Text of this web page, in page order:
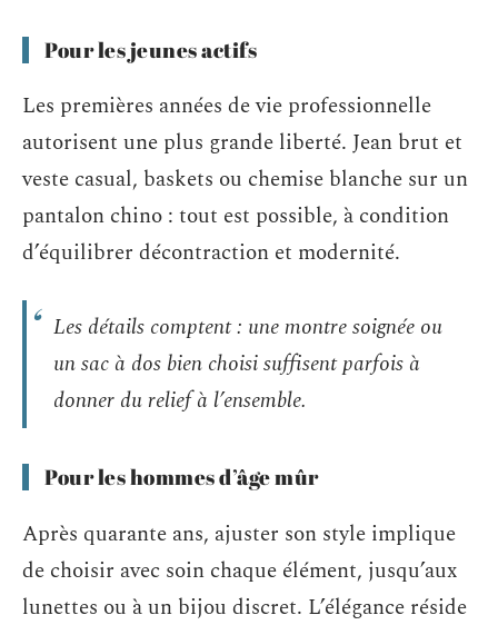
Pour les jeunes actifs
Les premières années de vie professionnelle
autorisent une plus grande liberté. Jean brut et
veste casual, baskets ou chemise blanche sur un
pantalon chino : tout est possible, à condition
d’équilibrer décontraction et modernité.
Les détails comptent : une montre soignée ou
un sac à dos bien choisi suffisent parfois à
donner du relief à l’ensemble.
Pour les hommes d’âge mûr
Après quarante ans, ajuster son style implique
de choisir avec soin chaque élément, jusqu’aux
lunettes ou à un bijou discret. L’élégance réside